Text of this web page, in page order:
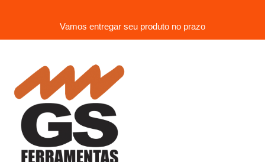
Vamos entregar seu produto no prazo